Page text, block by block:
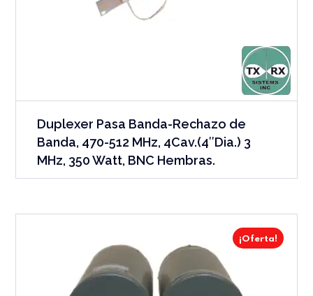
Duplexer Pasa Banda-Rechazo de
Banda, 470-512 MHz, 4Cav.(4″Dia.) 3
MHz, 350 Watt, BNC Hembras.
¡Oferta!